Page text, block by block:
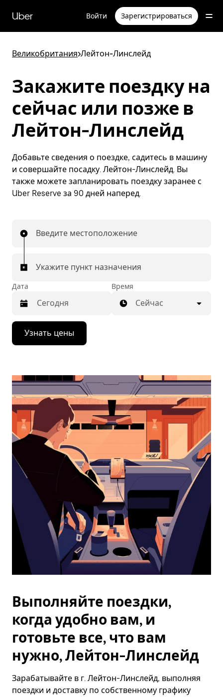
перейти
к
содержимому
Uber Войти Зарегистрироваться
Великобритания>Лейтон-Линслейд
Закажите поездку на
сейчас или позже в
Лейтон-Линслейд
Добавьте сведения о поездке, садитесь в машину
и совершайте посадку. Лейтон-Линслейд. Вы
также можете запланировать поездку заранее с
Uber Reserve за 90 дней наперед.
Введите местоположение
Укажите пункт назначения
Дата
Нажмите
стрелку
вниз,
календарю
выбрать
дату.
Чтобы
закрыть
календарь,
нажмите
Esc.
Время
Сейчас
Узнать цены
Выполняйте поездки,
когда удобно вам, и
готовьте все, что вам
нужно, Лейтон-Линслейд
Зарабатывайте в г. Лейтон-Линслейд, выполняя
поездки и доставку по собственному графику